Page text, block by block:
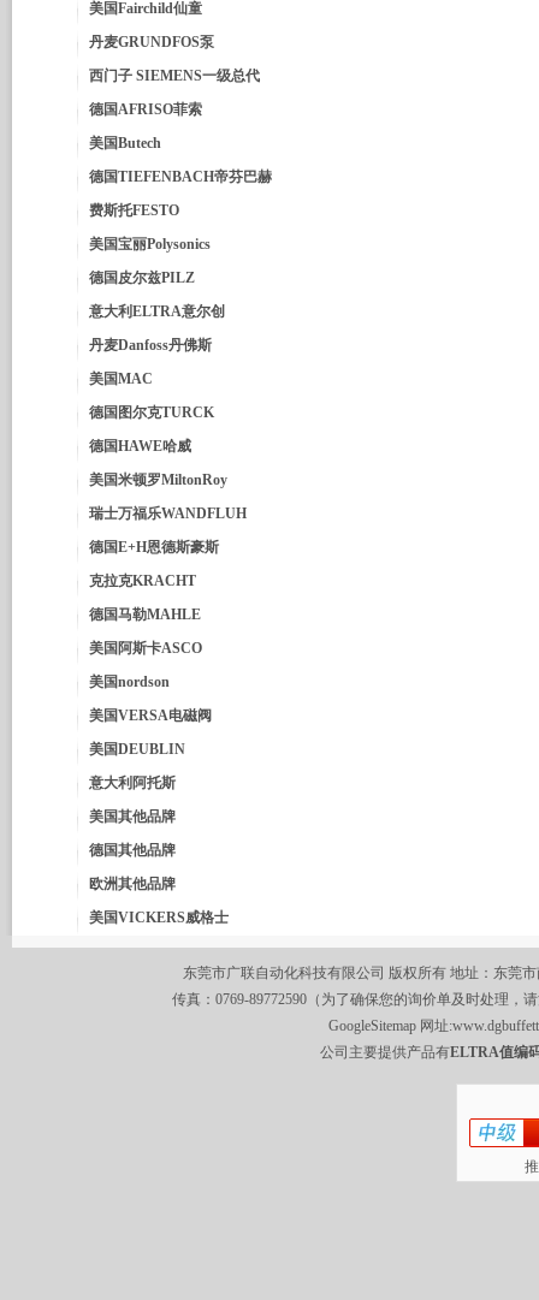
美国Fairchild仙童
丹麦GRUNDFOS泵
西门子 SIEMENS一级总代
德国AFRISO菲索
美国Butech
德国TIEFENBACH帝芬巴赫
费斯托FESTO
美国宝丽Polysonics
德国皮尔兹PILZ
意大利ELTRA意尔创
丹麦Danfoss丹佛斯
美国MAC
德国图尔克TURCK
德国HAWE哈威
美国米顿罗MiltonRoy
瑞士万福乐WANDFLUH
德国E+H恩德斯豪斯
克拉克KRACHT
德国马勒MAHLE
美国阿斯卡ASCO
美国nordson
美国VERSA电磁阀
美国DEUBLIN
意大利阿托斯
美国其他品牌
德国其他品牌
欧洲其他品牌
美国VICKERS威格士
东莞市广联自动化科技有限公司 版权所有 地址：东莞
传真：0769-89772590（为了确保您的询价单及时处理，
GoogleSitemap 网址:
公司主要提供产品有ELTRA值编